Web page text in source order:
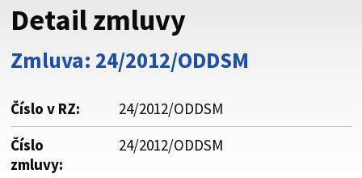
Buďte pozorní a vždy sa uistite, že zdieľate informácie iba
cez zabezpečenú webovú stránku. Zabezpečená stránka
vždy začína https:// pred názvom domény webového sídla.
Detail zmluvy
Zmluva: 24/2012/ODDSM
Číslo v RZ:
24/2012/ODDSM
Číslo
zmluvy:
24/2012/ODDSM